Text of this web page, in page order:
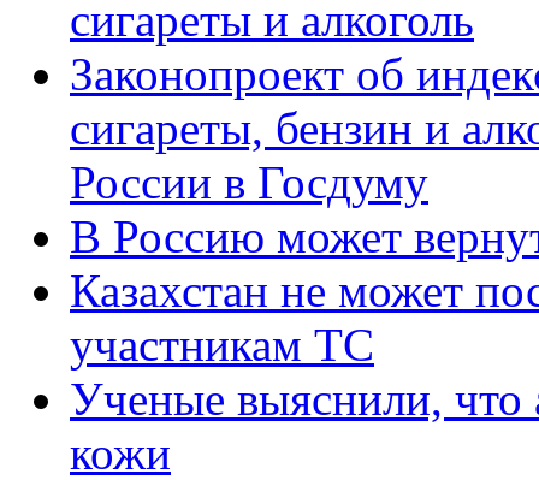
сигареты и алкоголь
Законопроект об
сигареты, бензин и
России в Госдуму
В Россию может
Казахстан не может
участникам ТС
Ученые выяснили, что
кожи